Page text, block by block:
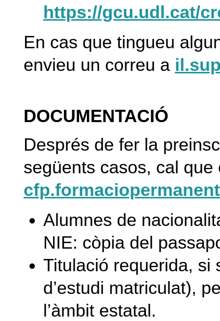
https://gcu.udl.cat/
En cas que tingueu
envieu un correu a
DOCUMENTACIÓ
Després de fer la
següents casos, cal
Alumnes de
NIE: còpia del
Titulació requerida, si
d’estudi matriculat),
l’àmbit estatal.